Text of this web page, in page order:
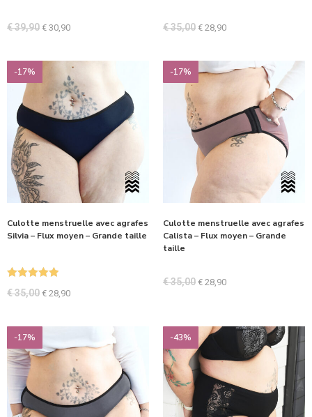
€39,90 € 30,90 €35,00 € 28,90
-17%
Culotte menstruelle avec agrafes
Silvia – Flux moyen – Grande taille
€35,00 € 28,90
-17%
Culotte menstruelle avec agrafes
Calista – Flux moyen – Grande
taille
€35,00 € 28,90
-17% -43%